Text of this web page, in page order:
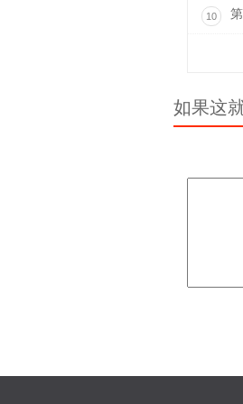
10
如果这